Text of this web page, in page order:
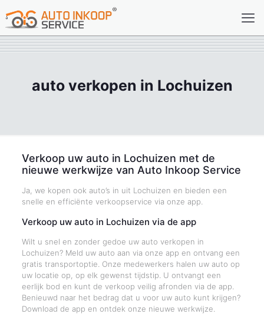
auto verkopen in Lochuizen
Verkoop uw auto in Lochuizen met de
nieuwe werkwijze van Auto Inkoop Service
Ja, we kopen ook auto’s in uit Lochuizen en bieden een
snelle en efficiënte verkoopservice via onze app.
Verkoop uw auto in Lochuizen via de app
Wilt u snel en zonder gedoe uw auto verkopen in
Lochuizen? Meld uw auto aan via onze app en ontvang een
gratis transportoptie. Onze medewerkers halen uw auto op
uw locatie op, op elk gewenst tijdstip. U ontvangt een
eerlijk bod en kunt de verkoop veilig afronden via de app.
Benieuwd naar het bedrag dat u voor uw auto kunt krijgen?
Download de app en ontdek onze nieuwe werkwijze.